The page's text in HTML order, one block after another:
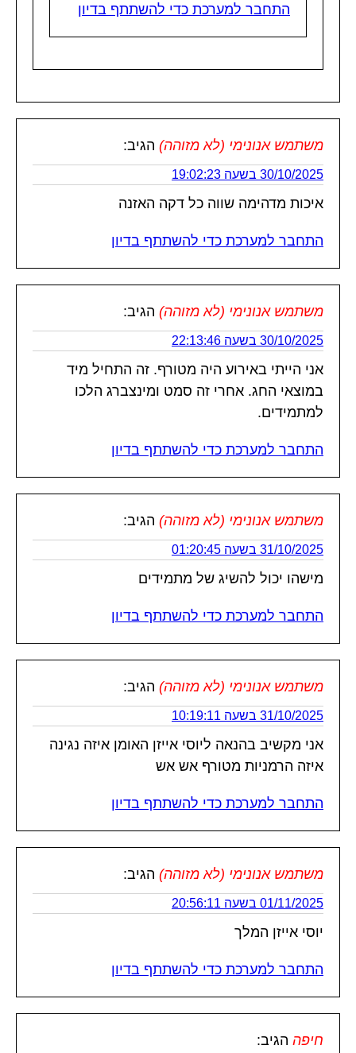
התחבר למערכת כדי להשתתף בדיון
משתמש אנונימי (לא מזוהה) הגיב:
30/10/2025 בשעה 19:02:23
איכות מדהימה שווה כל דקה האזנה
התחבר למערכת כדי להשתתף בדיון
משתמש אנונימי (לא מזוהה) הגיב:
30/10/2025 בשעה 22:13:46
אני הייתי באירוע היה מטורף. זה התחיל מיד
במוצאי החג. אחרי זה סמט ומינצברג הלכו
למתמידים.
התחבר למערכת כדי להשתתף בדיון
משתמש אנונימי (לא מזוהה) הגיב:
31/10/2025 בשעה 01:20:45
מישהו יכול להשיג של מתמידים
התחבר למערכת כדי להשתתף בדיון
משתמש אנונימי (לא מזוהה) הגיב:
31/10/2025 בשעה 10:19:11
אני מקשיב בהנאה ליוסי אייזן האומן איזה נגינה
איזה הרמניות מטורף אש אש
התחבר למערכת כדי להשתתף בדיון
משתמש אנונימי (לא מזוהה) הגיב:
01/11/2025 בשעה 20:56:11
יוסי אייזן המלך
התחבר למערכת כדי להשתתף בדיון
חיפה הגיב: